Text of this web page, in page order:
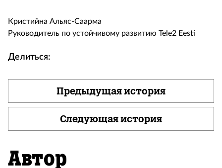
Кристийна Альяс-Саарма
Руководитель по устойчивому развитию Tele2 Eesti
Делиться:
Предыдущая история
Следующая история
Автор